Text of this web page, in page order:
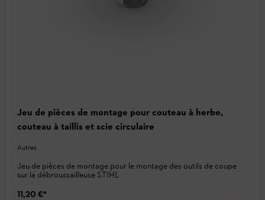
Jeu de pièces de montage pour couteau à herbe,
couteau à taillis et scie circulaire
Autres
Jeu de pièces de montage pour le montage des outils de coupe
sur la débroussailleuse STIHL
11,20 €*